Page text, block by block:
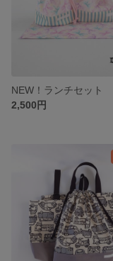
2,500円